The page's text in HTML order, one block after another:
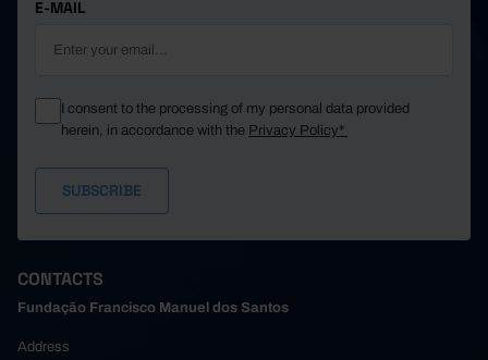
E-MAIL
I consent to the processing of my personal data provided
herein, in accordance with the Privacy Policy*
CONTACTS
Fundação Francisco Manuel dos Santos
Address